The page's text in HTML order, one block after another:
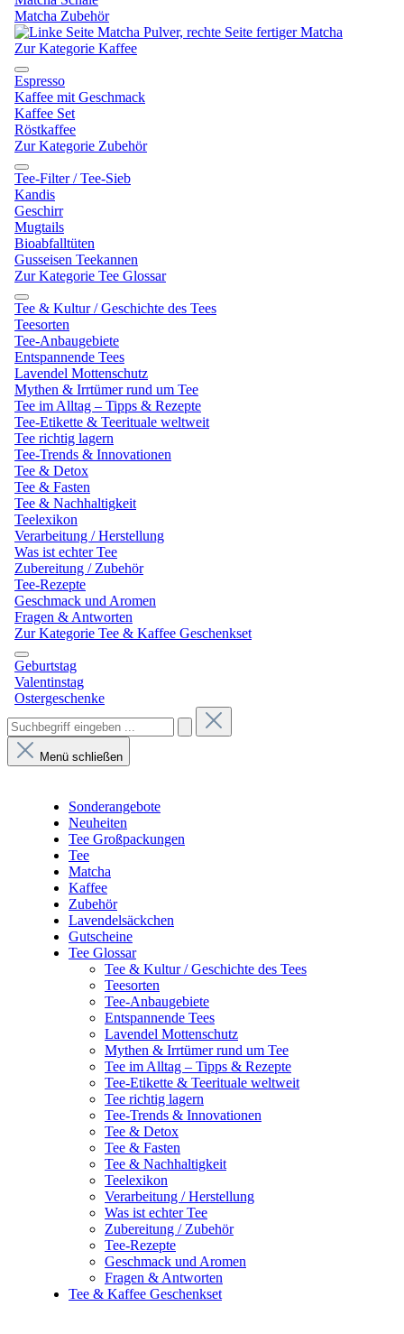
Matcha Zubehör
Zur Kategorie Kaffee
Espresso
Kaffee mit Geschmack
Kaffee Set
Röstkaffee
Zur Kategorie Zubehör
Tee-Filter / Tee-Sieb
Kandis
Geschirr
Mugtails
Bioabfalltüten
Gusseisen Teekannen
Zur Kategorie Tee Glossar
Tee & Kultur / Geschichte des Tees
Teesorten
Tee-Anbaugebiete
Entspannende Tees
Lavendel Mottenschutz
Mythen & Irrtümer rund um Tee
Tee im Alltag – Tipps & Rezepte
Tee-Etikette & Teerituale weltweit
Tee richtig lagern
Tee-Trends & Innovationen
Tee & Detox
Tee & Fasten
Tee & Nachhaltigkeit
Teelexikon
Verarbeitung / Herstellung
Was ist echter Tee
Zubereitung / Zubehör
Tee-Rezepte
Geschmack und Aromen
Fragen & Antworten
Zur Kategorie Tee & Kaffee Geschenkset
Geburtstag
Valentinstag
Ostergeschenke
Menü schließen
Sonderangebote
Neuheiten
Tee Großpackungen
Tee
Matcha
Kaffee
Zubehör
Lavendelsäckchen
Gutscheine
Tee Glossar
Tee & Kultur / Geschichte des Tees
Teesorten
Tee-Anbaugebiete
Entspannende Tees
Lavendel Mottenschutz
Mythen & Irrtümer rund um Tee
Tee im Alltag – Tipps & Rezepte
Tee-Etikette & Teerituale weltweit
Tee richtig lagern
Tee-Trends & Innovationen
Tee & Detox
Tee & Fasten
Tee & Nachhaltigkeit
Teelexikon
Verarbeitung / Herstellung
Was ist echter Tee
Zubereitung / Zubehör
Tee-Rezepte
Geschmack und Aromen
Fragen & Antworten
Tee & Kaffee Geschenkset